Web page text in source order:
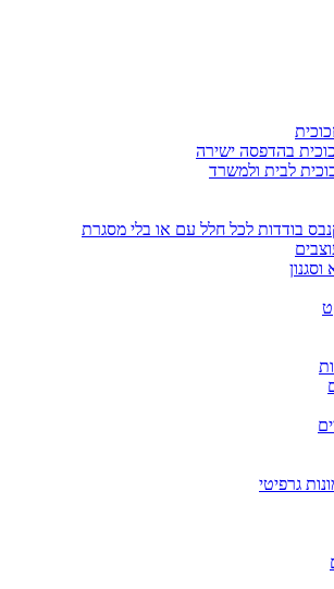
בהדפסה ישירה
לבית ולמשרד
בודדות לכל חלל עם או בלי מסגרת
גרפיטי